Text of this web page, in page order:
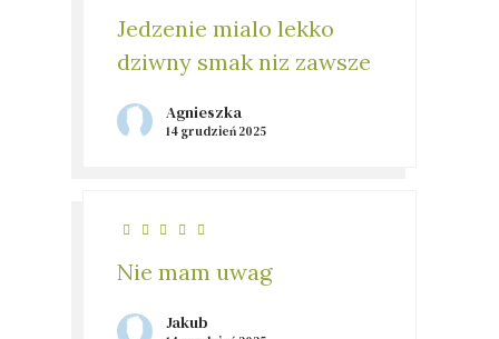
Jedzenie mialo lekko
dziwny smak niz zawsze
Agnieszka
14 grudzień 2025
Nie mam uwag
Jakub